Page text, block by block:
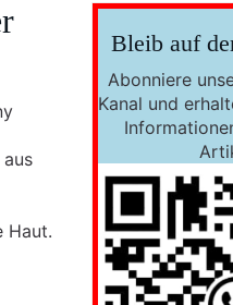
Haut.
Bleib auf
Abonniere
Kanal und